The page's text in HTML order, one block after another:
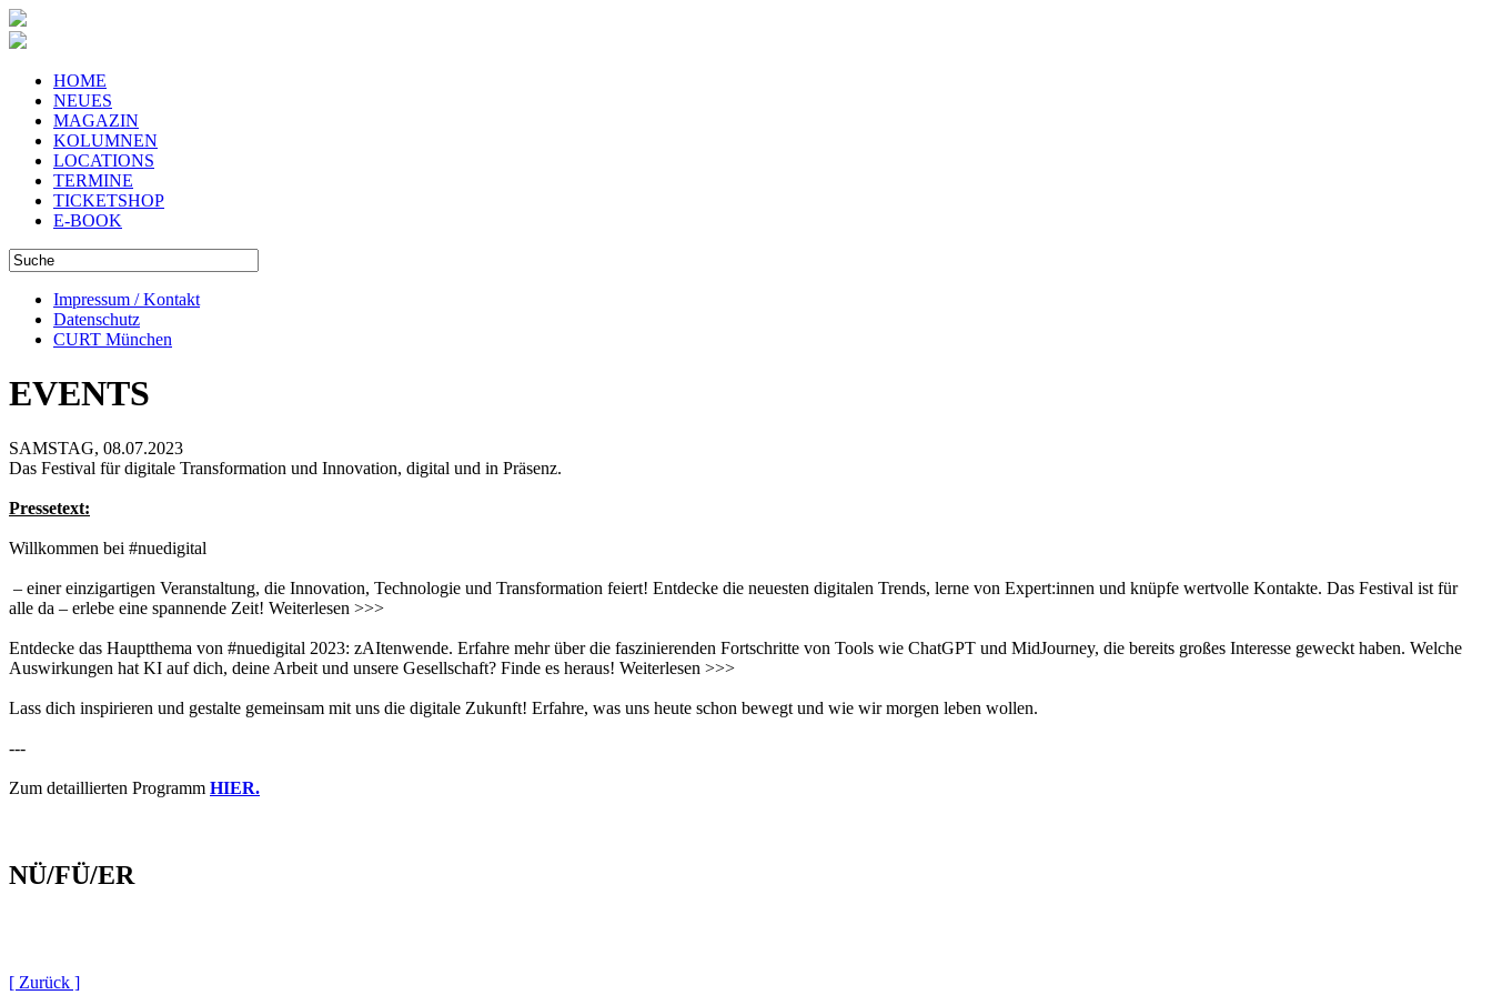
HOME
NEUES
MAGAZIN
KOLUMNEN
LOCATIONS
TERMINE
TICKETSHOP
E-BOOK
Impressum / Kontakt
Datenschutz
CURT München
EVENTS
SAMSTAG, 08.07.2023
Das Festival für digitale Transformation und Innovation, digital und in Präsenz.
Pressetext:
Willkommen bei #nuedigital
– einer einzigartigen Veranstaltung, die Innovation, Technologie und Transformation feiert! Entdecke die neuesten digitalen Trends, lerne von Expert:innen und knüpfe wertvolle Kontakte. Das Festival ist für
alle da – erlebe eine spannende Zeit! Weiterlesen >>>
Entdecke das Hauptthema von #nuedigital 2023: zAItenwende. Erfahre mehr über die faszinierenden Fortschritte von Tools wie ChatGPT und MidJourney, die bereits großes Interesse geweckt haben. Welche
Auswirkungen hat KI auf dich, deine Arbeit und unsere Gesellschaft? Finde es heraus! Weiterlesen >>>
Lass dich inspirieren und gestalte gemeinsam mit uns die digitale Zukunft! Erfahre, was uns heute schon bewegt und wie wir morgen leben wollen.
---
Zum detaillierten Programm HIER.
NÜ/FÜ/ER
[ Zurück ]